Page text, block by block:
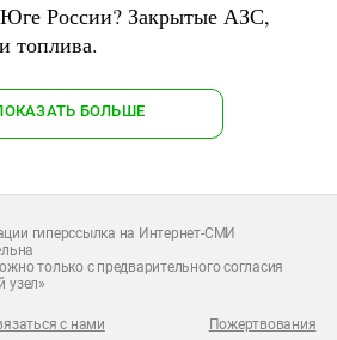
России? Закрытые АЗС,
топлива.
БОЛЬШЕ
гиперссылка на Интернет-СМИ
только с предварительного согласия
узел»
с нами Пожертвования